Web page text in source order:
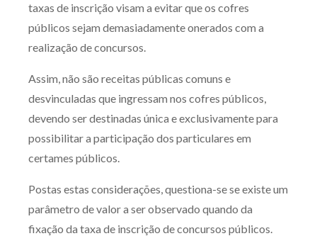
taxas de inscrição visam a evitar que os cofres
públicos sejam demasiadamente onerados com a
realização de concursos.
Assim, não são receitas públicas comuns e
desvinculadas que ingressam nos cofres públicos,
devendo ser destinadas única e exclusivamente para
possibilitar a participação dos particulares em
certames públicos.
Postas estas considerações, questiona-se se existe um
parâmetro de valor a ser observado quando da
fixação da taxa de inscrição de concursos públicos.